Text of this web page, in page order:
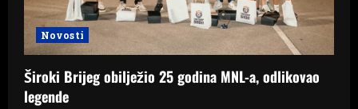
Novosti
Široki Brijeg obilježio 25 godina MNL-a, odlikovao
legende